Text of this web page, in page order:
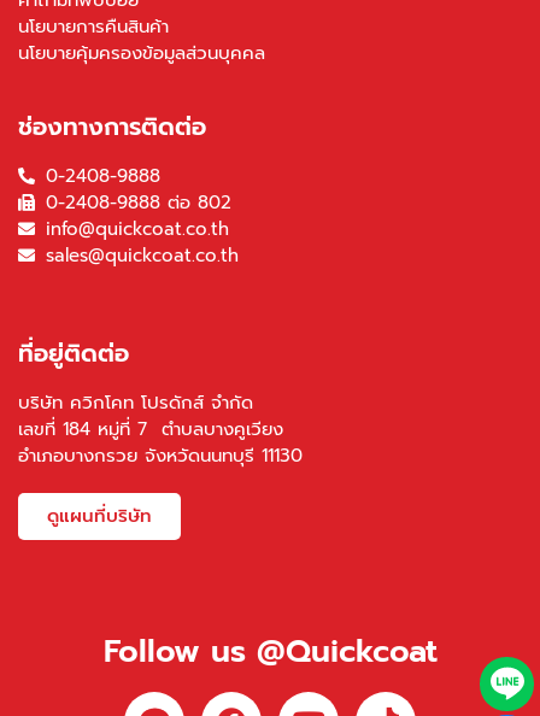
นโยบายการคืนสินค้า
นโยบายคุ้มครองข้อมูลส่วนบุคคล
ช่องทางการติดต่อ
0-2408-9888
0-2408-9888 ต่อ 802
info@quickcoat.co.th
sales@quickcoat.co.th
ที่อยู่ติดต่อ
บริษัท ควิกโคท โปรดักส์ จำกัด
เลขที่ 184 หมู่ที่ 7 ตำบลบางคูเวียง
อำเภอบางกรวย จังหวัดนนทบุรี 11130
ดูแผนที่บริษัท
Follow us @Quickcoat